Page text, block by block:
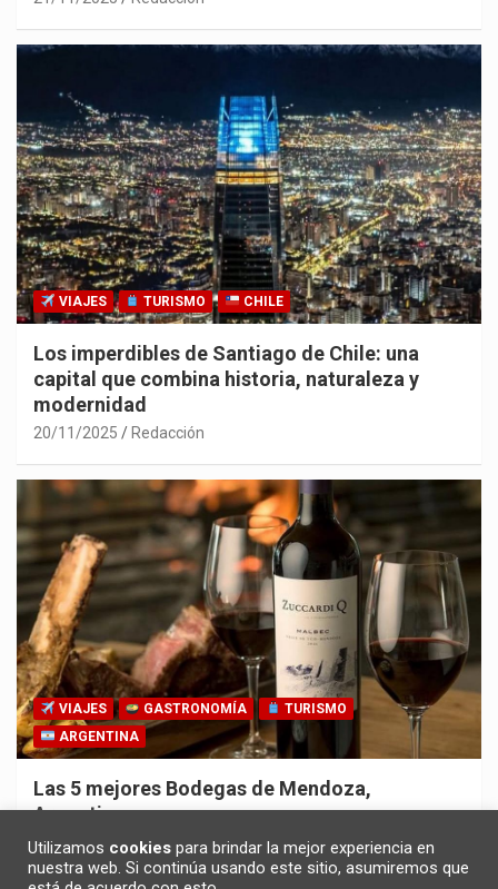
VIAJES TURISMO CHILE
Los imperdibles de Santiago de Chile: una
capital que combina historia, naturaleza y
modernidad
20/11/2025 Redacción
VIAJES GASTRONOMÍA
TURISMO
ARGENTINA
Las 5 mejores Bodegas de Mendoza,
Argentina
30/10/2025 Redacción
Utilizamos cookies para brindar la mejor experiencia en
nuestra web. Si continúa usando este sitio, asumiremos que